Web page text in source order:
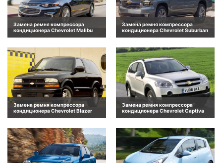
Замена ремня компрессора
кондиционера Chevrolet Malibu
Замена ремня компрессора
кондиционера Chevrolet Suburban
Замена ремня компрессора
кондиционера Chevrolet Blazer
Замена ремня компрессора
кондиционера Chevrolet Captiva